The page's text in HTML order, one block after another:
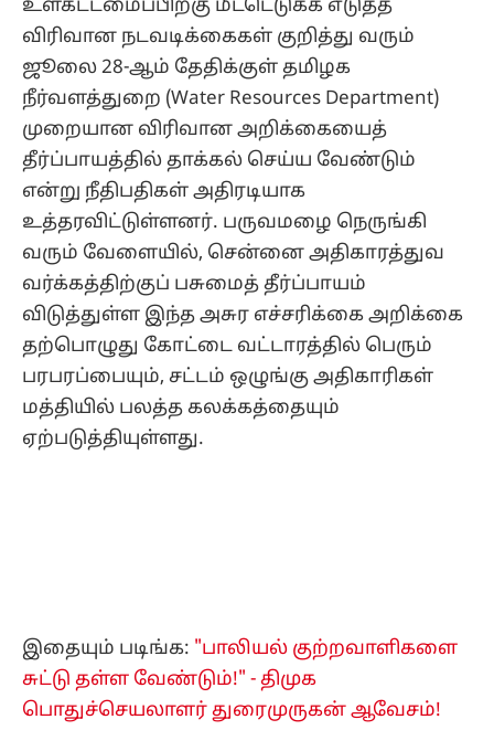
உள்கட்டமைப்பிற்கு மீட்டெடுக்க எடுத்த
விரிவான நடவடிக்கைகள் குறித்து வரும்
ஜூலை 28-ஆம் தேதிக்குள் தமிழக
நீர்வளத்துறை (Water Resources Department)
முறையான விரிவான அறிக்கையைத்
தீர்ப்பாயத்தில் தாக்கல் செய்ய வேண்டும்
என்று நீதிபதிகள் அதிரடியாக
உத்தரவிட்டுள்ளனர். பருவமழை நெருங்கி
வரும் வேளையில், சென்னை அதிகாரத்துவ
வர்க்கத்திற்குப் பசுமைத் தீர்ப்பாயம்
விடுத்துள்ள இந்த அசுர எச்சரிக்கை அறிக்கை
தற்பொழுது கோட்டை வட்டாரத்தில் பெரும்
பரபரப்பையும், சட்டம் ஒழுங்கு அதிகாரிகள்
மத்தியில் பலத்த கலக்கத்தையும்
ஏற்படுத்தியுள்ளது.
இதையும் படிங்க: "பாலியல் குற்றவாளிகளை
சுட்டு தள்ள வேண்டும்!" - திமுக
பொதுச்செயலாளர் துரைமுருகன் ஆவேசம்!